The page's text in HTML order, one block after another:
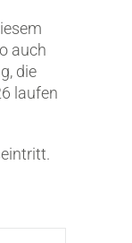
auch
die
laufen